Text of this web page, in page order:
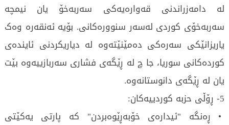
لە دامەزراندنی قەوارەیەکی سەربەخۆ یان نیمچە
سەربەخۆی کوردی لەسەر سنوورەکانی. بۆیە ئەنقەرە وەک
یاریزانێکی سەرەکی دەمێنێتەوە لە دیاریکردنی ئایندەی
کوردەکانی سوریا، جا چ لە ڕێگەی فشاری سەربازییەوە بێت
یان لە ڕێگەی دانوستانەوە.
5- ڕۆڵی حزبە کوردییەکان:
• ڕەنگە "ئیدارەی خۆبەڕێوەبردن" کە پارتی یەکێتی